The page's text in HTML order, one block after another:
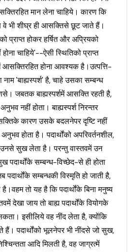
मान लेना चाहिये। कारण कि
वे भी शीघ्र ही आसक्तिसे छूट जाते हैं।
प्राप्त होकर हर्षित और अप्रियको
होना चाहिये'--ऐसी स्थितिको प्राप्त
आसक्तिरहित होना आवश्यक है।उत्पत्ति-
'बाह्यस्पर्श' है, चाहे उसका सम्बन्ध
जबतक बाह्यस्पर्शमें आसक्ति रहती है,
नहीं होता। बाह्यस्पर्श निरन्तर
कारण उसके बदलनेपर दृष्टि नहीं
होता है। पदार्थोंको अपरिवर्तनशील,
उनसे सुख लेता है। परन्तु वास्तवमें उन
पदार्थोंके सम्बन्ध-विच्छेद-से ही होता
सम्बन्धकी विस्मृति हो जाती है,
तो यह है कि पदार्थोंके बिना मनुष्य
देखा जाय तो बाह्य पदार्थोंके वियोगके
इसीलिये वह नींद लेता है, क्योंकि
हैं। पदार्थोंको भूलनेपर भी नींदसे जो सुख,
आदि मिलती है, वह जाग्रत्में